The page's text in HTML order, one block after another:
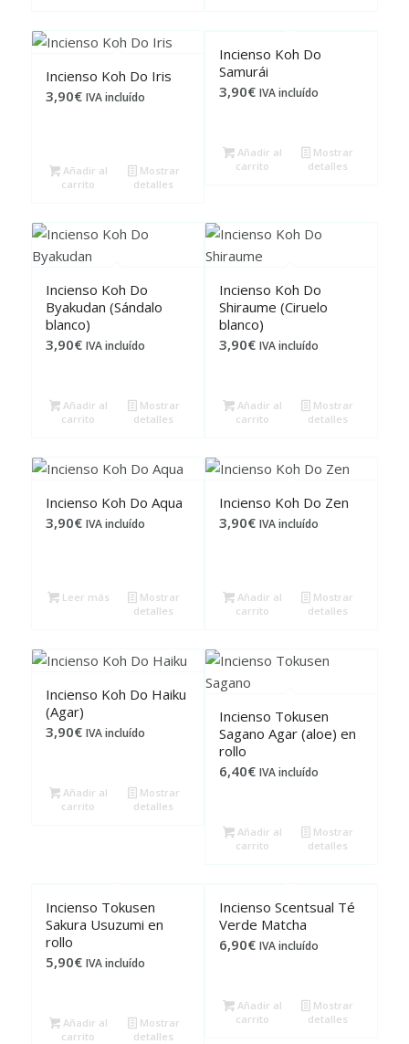
Incienso Koh Do Iris
3,90€ IVA incluído
Añadir al
carrito
Mostrar
detalles
Incienso Koh Do
Samurái
3,90€ IVA incluído
Añadir al
carrito
Mostrar
detalles
Incienso Koh Do
Byakudan (Sándalo
blanco)
3,90€ IVA incluído
Añadir al
carrito
Mostrar
detalles
Incienso Koh Do
Shiraume (Ciruelo
blanco)
3,90€ IVA incluído
Añadir al
carrito
Mostrar
detalles
Incienso Koh Do Aqua
3,90€ IVA incluído
Leer más
Mostrar
detalles
Incienso Koh Do Zen
3,90€ IVA incluído
Añadir al
carrito
Mostrar
detalles
Incienso Koh Do Haiku
(Agar)
3,90€ IVA incluído
Añadir al
carrito
Mostrar
detalles
Incienso Tokusen
Sagano Agar (aloe) en
rollo
6,40€ IVA incluído
Añadir al
carrito
Mostrar
detalles
Incienso Tokusen
Sakura Usuzumi en
rollo
5,90€ IVA incluído
Añadir al
carrito
Mostrar
detalles
Incienso Scentsual Té
Verde Matcha
6,90€ IVA incluído
Añadir al
carrito
Mostrar
detalles